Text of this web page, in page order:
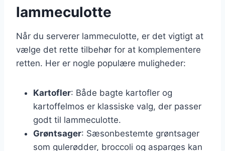
lammeculotte
Når du serverer lammeculotte, er det vigtigt at
vælge det rette tilbehør for at komplementere
retten. Her er nogle populære muligheder:
Kartofler: Både bagte kartofler og
kartoffelmos er klassiske valg, der passer
godt til lammeculotte.
Grøntsager: Sæsonbestemte grøntsager
som gulerødder, broccoli og asparges kan